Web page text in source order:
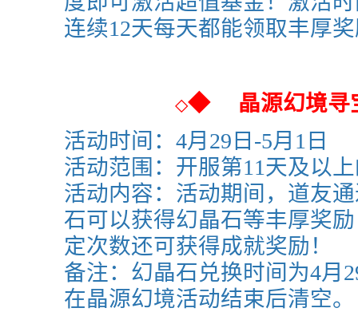
连续12天每天都能领取丰厚
◇◆
晶源幻境寻
活动时间：4月29日-5月1日
活动范围：开服第11天及以
活动内容：活动期间，道友
石可以获得幻晶石等丰厚奖
定次数还可获得成就奖励！
备注：幻晶石兑换时间为4月
在晶源幻境活动结束后清空。